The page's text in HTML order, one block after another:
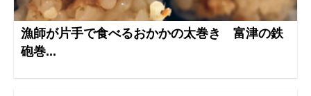
漁師が片手で食べるおかかの太巻き 富津の鉄
砲巻...